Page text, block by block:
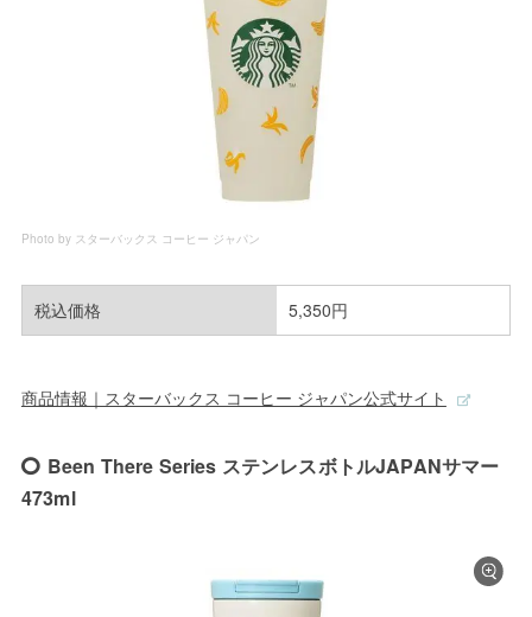
Photo by スターバックス コーヒー ジャパン
税込価格 5,350円
商品情報｜スターバックス コーヒー ジャパン公式サイト
Been There Series ステンレスボトルJAPANサマー
473ml